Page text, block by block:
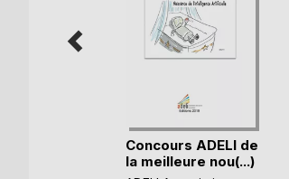
Concours ADELI de
la meilleure nou(...)